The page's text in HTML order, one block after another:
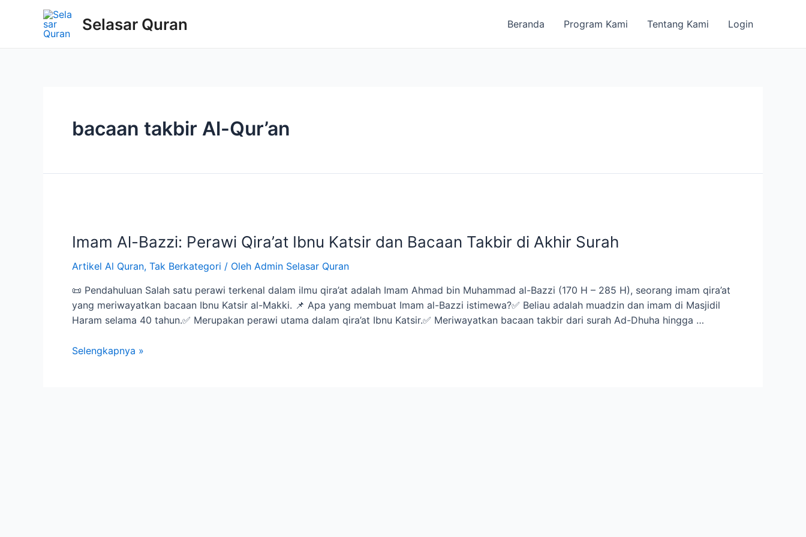
Selasar Quran Beranda Program Kami Tentang Kami Login
bacaan takbir Al-Qur’an
Imam Al-Bazzi: Perawi Qira’at Ibnu Katsir dan Bacaan Takbir di Akhir Surah
Artikel Al Quran, Tak Berkategori / Oleh Admin Selasar Quran
📜 Pendahuluan Salah satu perawi terkenal dalam ilmu qira’at adalah Imam Ahmad bin Muhammad al-Bazzi (170 H – 285 H), seorang imam qira’at
yang meriwayatkan bacaan Ibnu Katsir al-Makki. 📌 Apa yang membuat Imam al-Bazzi istimewa?✅ Beliau adalah muadzin dan imam di Masjidil
Haram selama 40 tahun.✅ Merupakan perawi utama dalam qira’at Ibnu Katsir.✅ Meriwayatkan bacaan takbir dari surah Ad-Dhuha hingga …
Selengkapnya »